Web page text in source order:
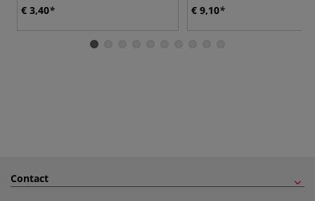
€ 3,40 € 9,10
Contact